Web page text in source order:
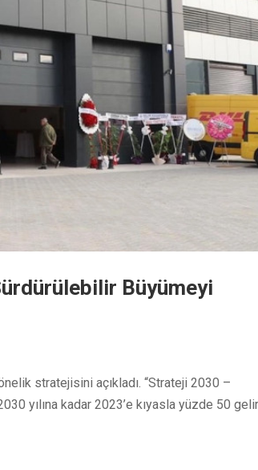
Büyümeyi
stratejisini açıkladı. “Strateji 2030 –
yılına kadar 2023’e kıyasla yüzde 50